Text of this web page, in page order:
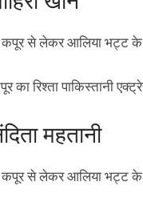
का रिश्ता पाकिस्तानी
महतानी